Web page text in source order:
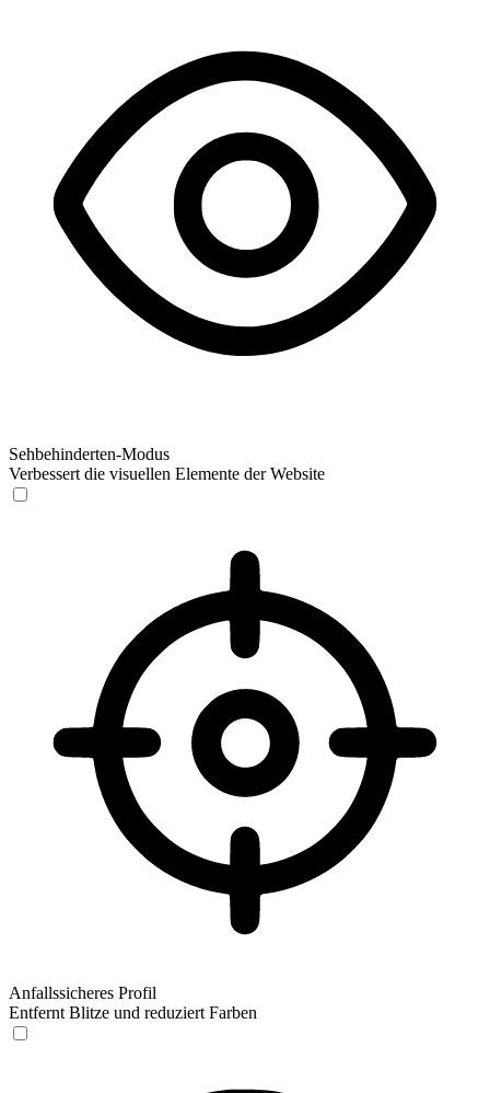
Sehbehinderten-Modus
Verbessert die visuellen Elemente der Website
Anfallssicheres Profil
Entfernt Blitze und reduziert Farben